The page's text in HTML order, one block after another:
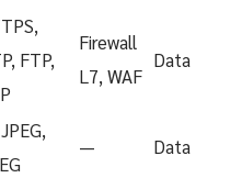
FTP,
Firewall
L7, WAF
Data
— Data